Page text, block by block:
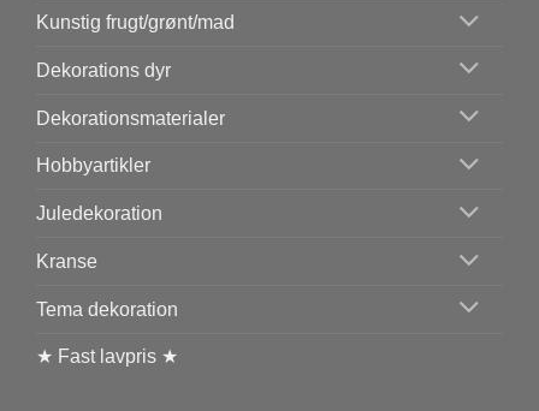
Kunstig frugt/grønt/mad
Dekorations dyr
Dekorationsmaterialer
Hobbyartikler
Juledekoration
Kranse
Tema dekoration
★ Fast lavpris ★